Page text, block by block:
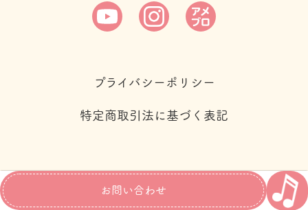
お問い合わせ
プライバシーポリシー
特定商取引法に基づく表記